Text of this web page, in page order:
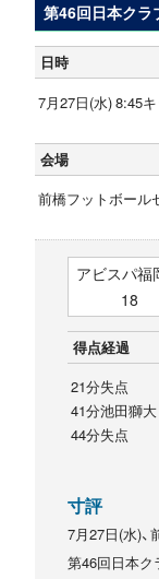
第46回日本クラ
日時
7月27日(水) 8:45
会場
前橋フットボール
アビスパ福
18
得点経過
21分失点
41分池田獅大
44分失点
寸評
7月27日(水)、
第46回日本ク